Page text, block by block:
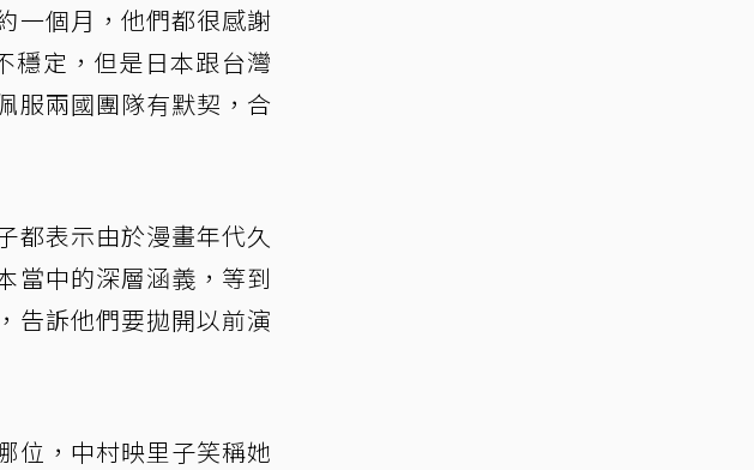
一個月，他們都很感謝
穩定，但是日本跟台灣
服兩國團隊有默契，合
都表示由於漫畫年代久
當中的深層涵義，等到
告訴他們要拋開以前演
位，中村映里子笑稱她